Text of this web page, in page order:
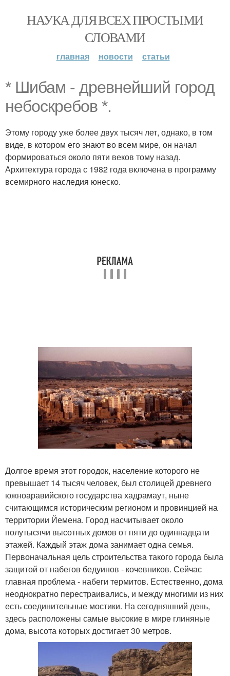
НАУКА ДЛЯ ВСЕХ ПРОСТЫМИ
СЛОВАМИ
главная новости статьи
* Шибам - древнейший город
небоскребов *.
Этому городу уже более двух тысяч лет, однако, в том
виде, в котором его знают во всем мире, он начал
формироваться около пяти веков тому назад.
Архитектура города с 1982 года включена в программу
всемирного наследия юнеско.
Долгое время этот городок, население которого не
превышает 14 тысяч человек, был столицей древнего
южноаравийского государства хадрамаут, ныне
считающимся историческим регионом и провинцией на
территории Йемена. Город насчитывает около
полутысячи высотных домов от пяти до одиннадцати
этажей. Каждый этаж дома занимает одна семья.
Первоначальная цель строительства такого города была
защитой от набегов бедуинов - кочевников. Сейчас
главная проблема - набеги термитов. Естественно, дома
неоднократно перестраивались, и между многими из них
есть соединительные мостики. На сегодняшний день,
здесь расположены самые высокие в мире глиняные
дома, высота которых достигает 30 метров.